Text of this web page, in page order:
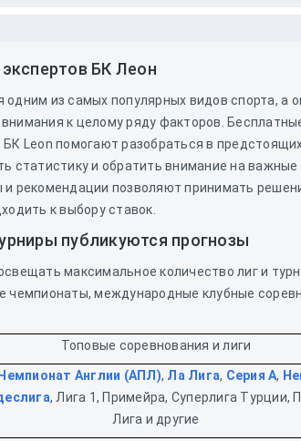
БК Леон
из самых популярных видов спорта, а
к целому ряду факторов.
Leon помогают разобраться в
статистику и обратить внимание на важные
рекомендации позволяют принимать
к выбору ставок.
публикуются прогнозы
максимальное количество лиг и
чемпионаты, международные клубные
Топовые соревнования и лиги
Англии (АПЛ), Ла Лига, Серия А,
, Лига 1, Примейра, Суперлига Турции,
Лига и другие